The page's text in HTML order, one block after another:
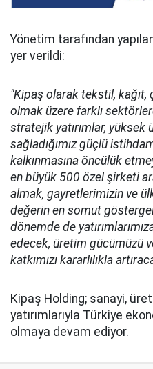
Yönetim tarafından
yer verildi:
"Kipaş olarak tekstil,
olmak üzere farklı
stratejik yatırımlar,
sağladığımız güçlü
kalkınmasına öncülük
en büyük 500 özel şirketi
almak, gayretlerimizin ve
değerin en somut
dönemde de
edecek, üretim gücümüzü
katkımızı kararlılıkla
Kipaş Holding; sanayi,
yatırımlarıyla Türkiye
olmaya devam ediyor.